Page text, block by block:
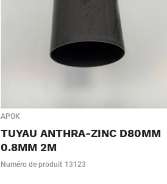
APOK
TUYAU ANTHRA-ZINC D80MM
0.8MM 2M
Numéro de produit 13123